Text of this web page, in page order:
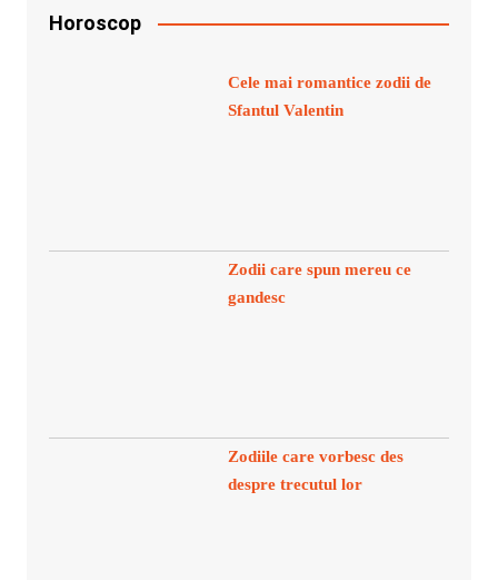
Horoscop
Cele mai romantice zodii de
Sfantul Valentin
Zodii care spun mereu ce
gandesc
Zodiile care vorbesc des
despre trecutul lor